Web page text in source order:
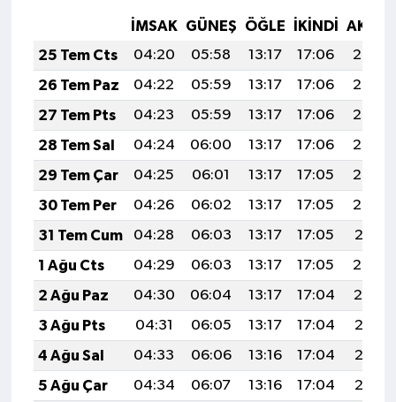
İMSAK GÜNEŞ ÖĞLE İKINDI
25 Tem Cts
04:20 05:58 13:17 17:06
20:26
26 Tem Paz
04:22 05:59 13:17 17:06
20:25
27 Tem Pts
04:23 05:59 13:17 17:06
20:24
28 Tem Sal
04:24 06:00 13:17 17:06
20:24
29 Tem Çar
04:25 06:01 13:17 17:05
20:23
30 Tem Per
04:26 06:02 13:17 17:05
20:22
31 Tem Cum
04:28 06:03 13:17 17:05
20:21
1 Ağu Cts
04:29 06:03 13:17 17:05
20:20
2 Ağu Paz
04:30 06:04 13:17 17:04
20:19
3 Ağu Pts
04:31 06:05 13:17 17:04
20:18
4 Ağu Sal
04:33 06:06 13:16 17:04
20:17
5 Ağu Çar
04:34 06:07 13:16 17:04
20:16